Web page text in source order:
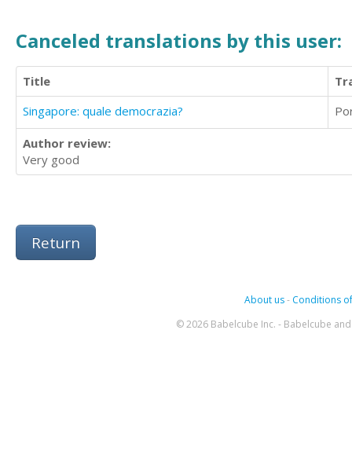
Canceled translations by this user:
Title
Singapore: quale democrazia?
Author review:
Very good
Return
About us- Conditions
© 2026 Babelcube Inc. - Babelcube